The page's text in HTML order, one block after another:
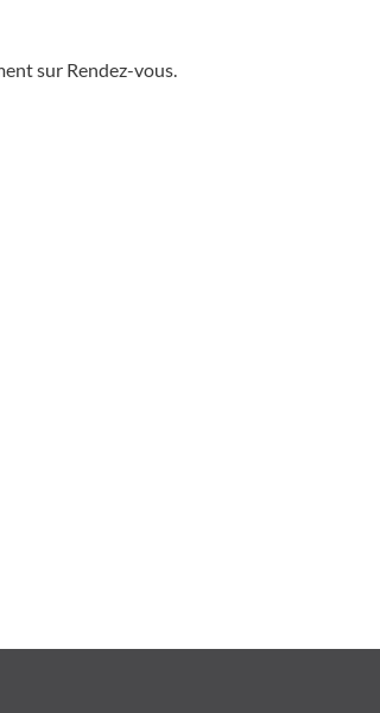
sur Rendez-vous.